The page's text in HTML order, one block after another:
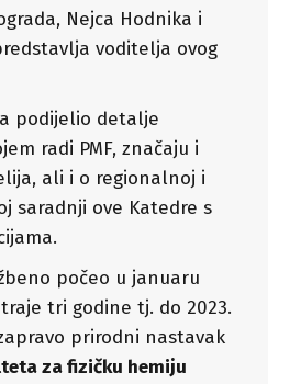
Nejca Hodnika i
voditelja ovog
podijelio detalje
radi PMF, značaju i
ali i o regionalnoj i
saradnji ove Katedre s
počeo u januaru
tri godine tj. do 2023.
prirodni nastavak
za fizičku hemiju